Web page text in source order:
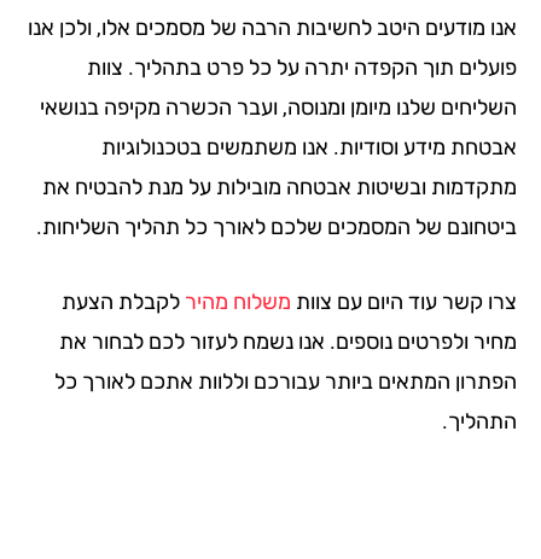
מודעים היטב לחשיבות הרבה של מסמכים אלו, ולכן אנו
תוך הקפדה יתרה על כל פרט בתהליך. צוות
שלנו מיומן ומנוסה, ועבר הכשרה מקיפה בנושאי
מידע וסודיות. אנו משתמשים בטכנולוגיות
ובשיטות אבטחה מובילות על מנת להבטיח את
של המסמכים שלכם לאורך כל תהליך השליחות.
קשר עוד היום עם צוות משלוח מהיר לקבלת הצעת
ולפרטים נוספים. אנו נשמח לעזור לכם לבחור את
המתאים ביותר עבורכם וללוות אתכם לאורך כל